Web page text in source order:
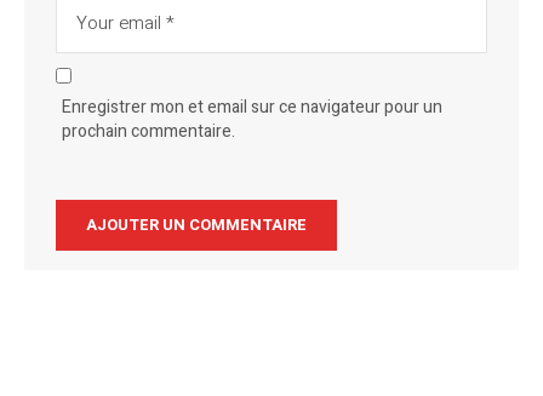
Enregistrer mon et email sur ce navigateur pour un
prochain commentaire.